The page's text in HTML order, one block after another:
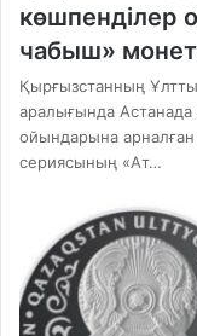
көшпенділер
чабыш»
Қырғызстанның
аралығында Астанада
ойындарына
сериясының «Ат…